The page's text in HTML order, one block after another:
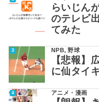
らいじん
のテレビ
てみた
NPB,野球
【悲報】
に仙タイ
アニメ・漫画